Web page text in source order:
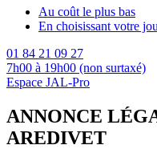
Au coût le plus bas
En choisissant votre
01 84 21 09 27
7h00 à 19h00 (non surtaxé)
Espace JAL-Pro
ANNONCE
AREDIVET